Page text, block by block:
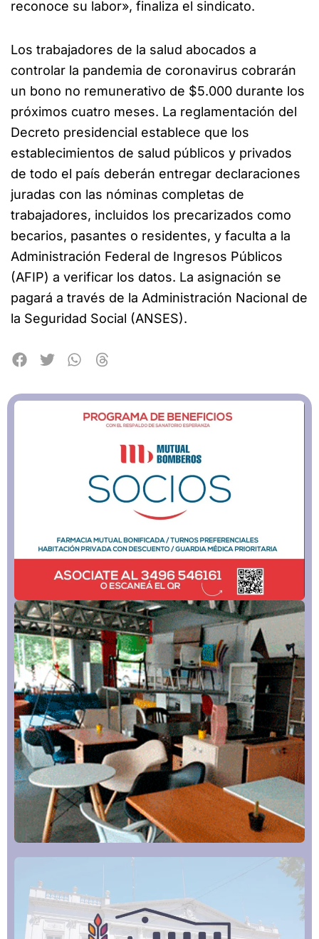
reconoce su labor», finaliza el sindicato.
Los trabajadores de la salud abocados a
controlar la pandemia de coronavirus cobrarán
un bono no remunerativo de $5.000 durante los
próximos cuatro meses. La reglamentación del
Decreto presidencial establece que los
establecimientos de salud públicos y privados
de todo el país deberán entregar declaraciones
juradas con las nóminas completas de
trabajadores, incluidos los precarizados como
becarios, pasantes o residentes, y faculta a la
Administración Federal de Ingresos Públicos
(AFIP) a verificar los datos. La asignación se
pagará a través de la Administración Nacional de
la Seguridad Social (ANSES).